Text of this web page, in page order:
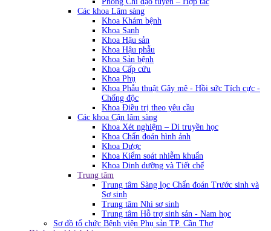
Các khoa Lâm sàng
Khoa Khám bệnh
Khoa Sanh
Khoa Hậu sản
Khoa Hậu phẫu
Khoa Sản bệnh
Khoa Cấp cứu
Khoa Phụ
Khoa Phẫu thuật Gây mê - Hồi sức Tích cực -
Chống độc
Khoa Điều trị theo yêu cầu
Các khoa Cận lâm sàng
Khoa Xét nghiệm – Di truyền học
Khoa Chẩn đoán hình ảnh
Khoa Dược
Khoa Kiểm soát nhiễm khuẩn
Khoa Dinh dưỡng và Tiết chế
Trung tâm
Trung tâm Sàng lọc Chẩn đoán Trước sinh và
Sơ sinh
Trung tâm Nhi sơ sinh
Trung tâm Hỗ trợ sinh sản - Nam học
Sơ đồ tổ chức Bệnh viện Phụ sản TP. Cần Thơ